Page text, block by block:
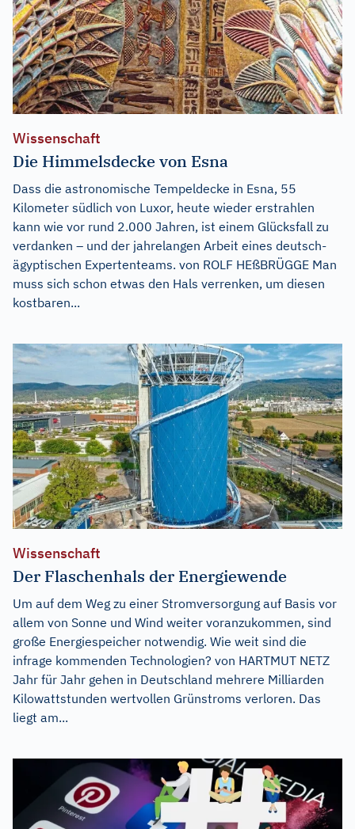
Wissenschaft
Die Himmelsdecke von Esna
Dass die astronomische Tempeldecke in Esna, 55
Kilometer südlich von Luxor, heute wieder erstrahlen
kann wie vor rund 2.000 Jahren, ist einem Glücksfall zu
verdanken – und der jahrelangen Arbeit eines deutsch-
ägyptischen Expertenteams. von ROLF HEßBRÜGGE Man
muss sich schon etwas den Hals verrenken, um diesen
kostbaren...
Wissenschaft
Der Flaschenhals der Energiewende
Um auf dem Weg zu einer Stromversorgung auf Basis vor
allem von Sonne und Wind weiter voranzukommen, sind
große Energiespeicher notwendig. Wie weit sind die
infrage kommenden Technologien? von HARTMUT NETZ
Jahr für Jahr gehen in Deutschland mehrere Milliarden
Kilowattstunden wertvollen Grünstroms verloren. Das
liegt am...